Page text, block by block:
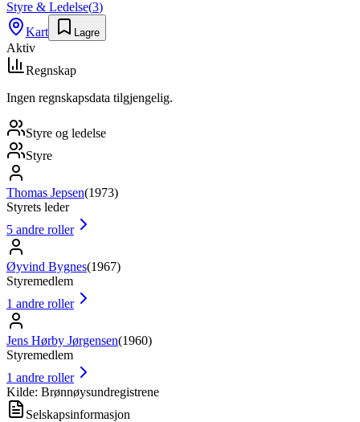
Styre & Ledelse(3)
Kart
Lagre
Aktiv
Regnskap
Ingen regnskapsdata tilgjengelig.
Styre og ledelse
Styre
Thomas Jepsen(1973)
Styrets leder
5 andre roller
Øyvind Bygnes(1967)
Styremedlem
1 andre roller
Jens Hørby Jørgensen(1960)
Styremedlem
1 andre roller
Kilde: Brønnøysundregistrene
Selskapsinformasjon